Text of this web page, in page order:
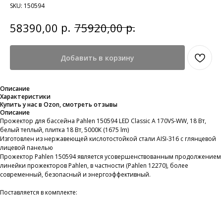
SKU: 150594
58390,00 р. 75920,00 р.
Добавить в корзину
Описание
Характеристики
Купить у нас в Ozon, смотреть отзывы
Описание
Прожектор для бассейна Pahlen 150594 LED Classic A 170VS-WW, 18 Вт,
белый теплый, плитка 18 Вт, 5000К (1675 lm)
Изготовлен из нержавеющей кислотостойкой стали AISI-316 с глянцевой
лицевой панелью
Прожектор Pahlen 150594 является усовершенствованным продолжением
линейки прожекторов Pahlen, в частности (Pahlen 12270), более
современный, безопасный и энергоэффективный.
Поставляется в комплекте: